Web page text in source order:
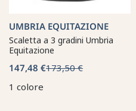
UMBRIA EQUITAZIONE
Scaletta a 3 gradini Umbria
Equitazione
147,48 €173,50 €
1 colore